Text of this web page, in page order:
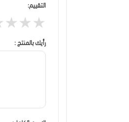
التقييم:
★★★
رأيك بالمنتج :